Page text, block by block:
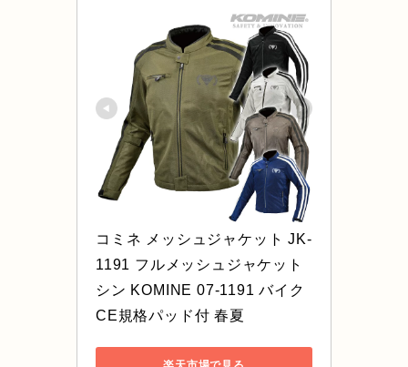
コミネ メッシュジャケット JK-
1191 フルメッシュジャケット
シン KOMINE 07-1191 バイク
CE規格パッド付 春夏